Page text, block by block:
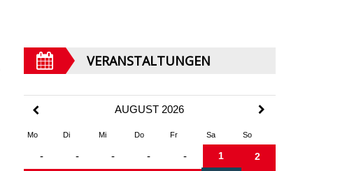
VERANSTALTUNGEN
AUGUST 2026
Mo Di Mi Do Fr Sa So
- - - - - 1 2